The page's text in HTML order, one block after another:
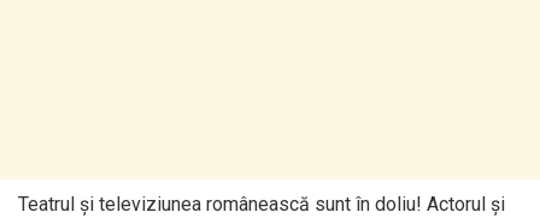
Teatrul și televiziunea românească sunt în doliu! Actorul și